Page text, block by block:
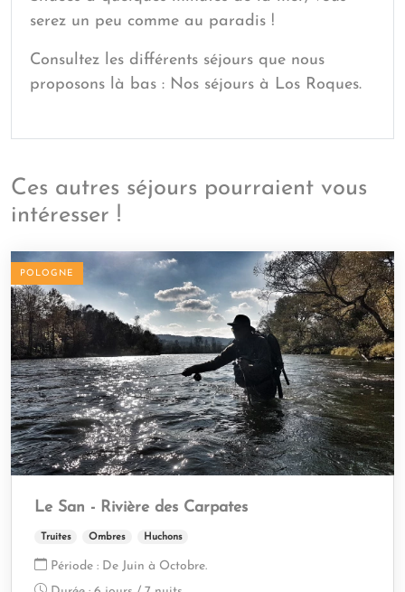
serez un peu comme au paradis !
Consultez les différents séjours que nous
proposons là bas : Nos séjours à Los Roques.
Ces autres séjours pourraient vous
intéresser !
POLOGNE
Le San - Rivière des Carpates
Truites Ombres Huchons
Période : De Juin à Octobre.